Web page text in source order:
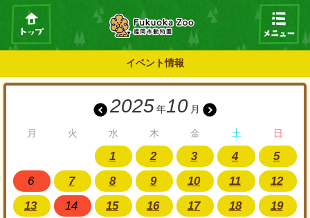
イベント情報
2025 年10 月
月 火 水 木 金 土 日
1 2 3 4
5
6
7 8 9 10 11
12
13
14 15 16 17 18
19